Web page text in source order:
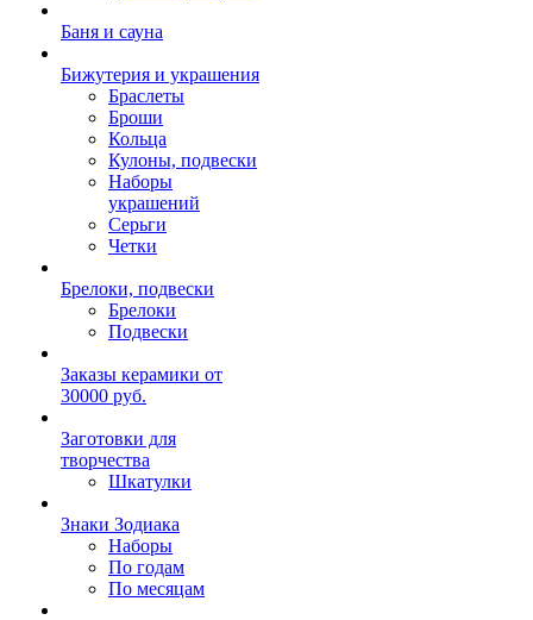
Баня и сауна
Бижутерия и украшения
Браслеты
Броши
Кольца
Кулоны, подвески
Наборы
украшений
Серьги
Четки
Брелоки, подвески
Брелоки
Подвески
Заказы керамики от
30000 руб.
Заготовки для
творчества
Шкатулки
Знаки Зодиака
Наборы
По годам
По месяцам